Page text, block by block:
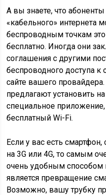
А вы знаете, что
«кабельного» интернета
беспроводным точкам
бесплатно. Иногда они
соглашения с другими
беспроводного доступа к
сайте вашего
предлагают установить
специальное
бесплатный Wi-Fi.
Если у вас есть
на 3G или 4G, то самым
очень удобным способом
является превращение
Возможно, вашу трубку